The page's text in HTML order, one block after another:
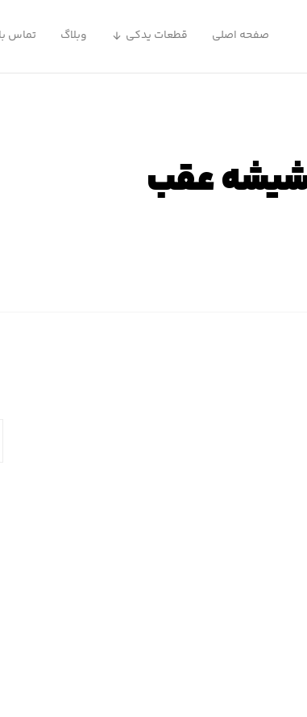
صفحه اصلی قطعات یدکی وبلاگ تماس
عقب